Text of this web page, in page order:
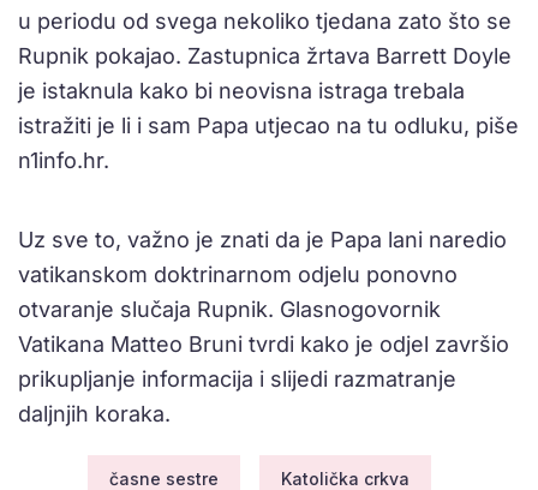
u periodu od svega nekoliko tjedana zato što se
Rupnik pokajao. Zastupnica žrtava Barrett Doyle
je istaknula kako bi neovisna istraga trebala
istražiti je li i sam Papa utjecao na tu odluku, piše
n1info.hr.
Uz sve to, važno je znati da je Papa lani naredio
vatikanskom doktrinarnom odjelu ponovno
otvaranje slučaja Rupnik. Glasnogovornik
Vatikana Matteo Bruni tvrdi kako je odjel završio
prikupljanje informacija i slijedi razmatranje
daljnjih koraka.
časne sestre Katolička crkva